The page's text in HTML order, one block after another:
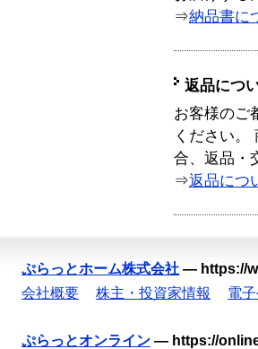
⇒納品書に
返品につ
お客様のご
ください。
合、返品・
⇒返品につ
ぷらっとホーム株式会社 — https://
会社概要
株主・投資家情報 電
ぷらっとオンライン — https://